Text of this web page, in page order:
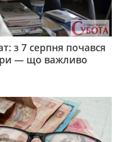
з 7 серпня почався
— що важливо